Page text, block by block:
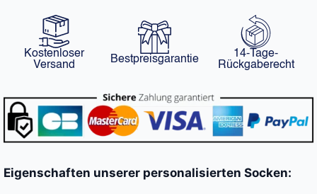
Kostenloser
Versand
Bestpreisgarantie
14-Tage-
Rückgaberecht
Eigenschaften unserer personalisierten Socken: